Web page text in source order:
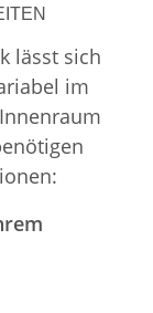
lässt sich
im